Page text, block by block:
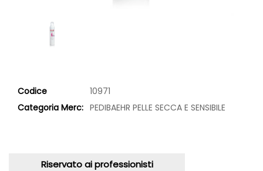
Codice
10971
Categoria Merc: PEDIBAEHR PELLE SECCA E SENSIBILE
Riservato ai professionisti